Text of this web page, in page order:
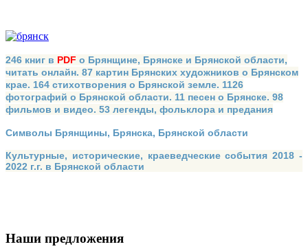
246 книг в PDF о Брянщине, Брянске и Брянской области,
читать онлайн. 87 картин Брянских художников о Брянском
крае. 164 стихотворения о Брянской земле. 1126
фотографий о Брянской области. 11 песен о Брянске. 98
фильмов и видео. 53 легенды, фольклора и предания
Символы Брянщины, Брянска, Брянской области
Культурные, исторические, краеведческие события 2018 -
2022 г.г. в Брянской области
Наши предложения